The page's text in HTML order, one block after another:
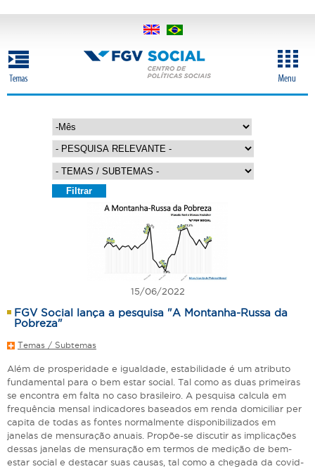
conteúdo
principal
M
ê
s
15/06/2022
FGV Social lança a pesquisa "A Montanha-Russa da
Pobreza"
Temas / Subtemas
Além de prosperidade e igualdade, estabilidade é um atributo
fundamental para o bem estar social. Tal como as duas primeiras
se encontra em falta no caso brasileiro. A pesquisa calcula em
frequência mensal indicadores baseados em renda domiciliar per
capita de todas as fontes normalmente disponibilizados em
janelas de mensuração anuais. Propõe-se discutir as implicações
dessas janelas de mensuração em termos de medição de bem-
estar social e destacar suas causas, tal como a chegada da covid-